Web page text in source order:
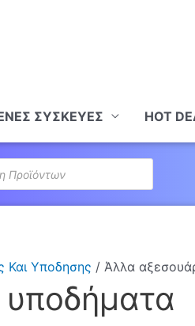
ΣΥΣΚΕΥΕΣ HOT
Και Υποδησης / Άλλα